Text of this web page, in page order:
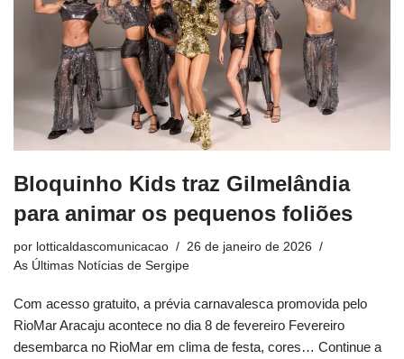
Bloquinho Kids traz Gilmelândia
para animar os pequenos foliões
por lotticaldascomunicacao
26 de janeiro de 2026
As Últimas Notícias de Sergipe
Com acesso gratuito, a prévia carnavalesca promovida pelo
RioMar Aracaju acontece no dia 8 de fevereiro Fevereiro
desembarca no RioMar em clima de festa, cores… Continue a